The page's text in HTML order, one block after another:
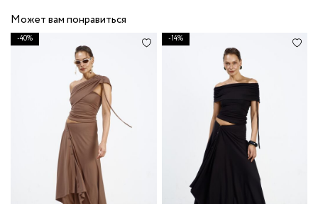
Может вам понравиться
-40% -14%